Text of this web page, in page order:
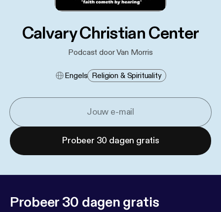
Calvary Christian Center
Podcast door Van Morris
Engels Religion & Spirituality
Probeer 30 dagen gratis
Probeer 30 dagen gratis